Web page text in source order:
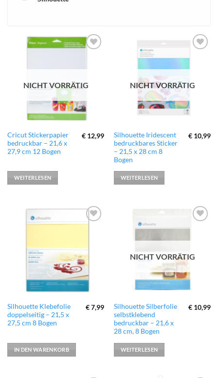
hinzufügen
NICHT VORRÄTIG
Cricut Stickerpapier
bedruckbar – 21,6 x
27,9 cm 12 Bogen
€ 12,99
WEITERLESEN
hinzufügen
NICHT VORRÄTIG
Silhouette Iridescent
bedruckbares Sticker
– 21,5 x 28 cm 8
Bogen
€ 10,99
WEITERLESEN
Silhouette Klebefolie
doppelseitig – 21,5 x
27,5 cm 8 Bogen
€7,99
IN DEN WARENKORB
zur
hinzufügen
NICHT VORRÄTIG
Silhouette Silberfolie
selbstklebend
bedruckbar – 21,6 x
28 cm, 8 Bogen
€ 10,99
WEITERLESEN